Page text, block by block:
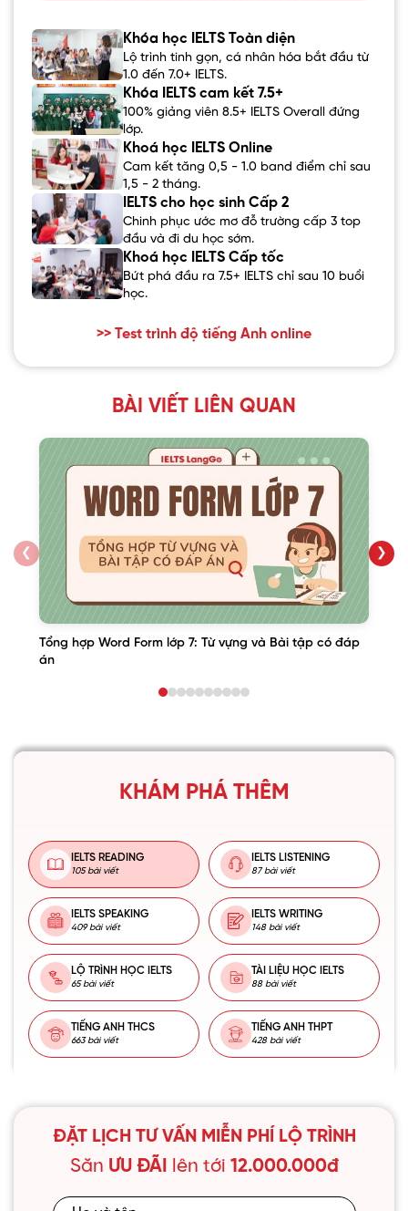
Khóa học IELTS Toàn diện
Lộ trình tinh gọn, cá nhân hóa bắt đầu từ
1.0 đến 7.0+ IELTS.
Khóa IELTS cam kết 7.5+
100% giảng viên 8.5+ IELTS Overall đứng
lớp.
Khoá học IELTS Online
Cam kết tăng 0,5 - 1.0 band điểm chỉ sau
1,5 - 2 tháng.
IELTS cho học sinh Cấp 2
Chinh phục ước mơ đỗ trường cấp 3 top
đầu và đi du học sớm.
Khoá học IELTS Cấp tốc
Bứt phá đầu ra 7.5+ IELTS chỉ sau 10 buổi
học.
>> Test trình độ tiếng Anh online
BÀI VIẾT LIÊN QUAN
❮
Tổng hợp Word Form lớp 7: Từ vựng và Bài tập có đáp
án
❯
KHÁM PHÁ THÊM
IELTS READING
105 bài viết
IELTS LISTENING
87 bài viết
IELTS SPEAKING
409 bài viết
IELTS WRITING
148 bài viết
LỘ TRÌNH HỌC IELTS
65 bài viết
TÀI LIỆU HỌC IELTS
88 bài viết
TIẾNG ANH THCS
663 bài viết
TIẾNG ANH THPT
428 bài viết
ĐẶT LỊCH TƯ VẤN MIỄN PHÍ LỘ TRÌNH
Săn ƯU ĐÃI lên tới 12.000.000đ